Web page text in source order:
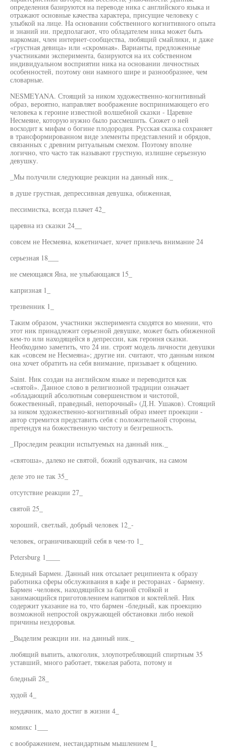
определения базируются на переводе ника с английского языка и
отражают основные качества характера, присущие человеку с
улыбкой на лице. На основании собственного когнитивного опыта
и знаний ии. предполагают, что обладателем ника может быть
наркоман, член интернет-сообщества, любящий смайлики, и даже
«грустная девица» или «скромная». Варианты, предложенные
участниками эксперимента, базируются на их собственном
индивидуальном восприятии ника на основании личностных
особенностей, поэтому они намного шире и разнообразнее, чем
словарные.
NESMEYANA. Стоящий за ником художественно-когнитивный
образ, вероятно, направляет воображение воспринимающего его
человека к героине известной волшебной сказки - Царевне
Несмеяне, которую нужно было рассмешить. Сюжет о ней
восходит к мифам о богине плодородия. Русская сказка сохраняет
в трансформированном виде элементы представлений и обрядов,
связанных с древним ритуальным смехом. Поэтому вполне
логично, что часто так называют грустную, излишне серьезную
девушку.
_Мы получили следующие реакции на данный ник._
в душе грустная, депрессивная девушка, обиженная,
пессимистка, всегда плачет 42_
царевна из сказки 24__
совсем не Несмеяна, кокетничает, хочет привлечь внимание 24
серьезная 18___
не смеющаяся Яна, не улыбающаяся 15_
капризная 1_
трезвенник 1_
Таким образом, участники эксперимента сходятся во мнении, что
этот ник принадлежит серьезной девушке, может быть обиженной
кем-то или находящейся в депрессии, как героиня сказки.
Необходимо заметить, что 24 ии. строят модель личности девушки
как «совсем не Несмеяна»; другие ии. считают, что данным ником
она хочет обратить на себя внимание, призывает к общению.
Saint. Ник создан на английском языке и переводится как
«святой». Данное слово в религиозной традиции означает
«обладающий абсолютным совершенством и чистотой,
божественный, праведный, непорочный» (Д.Н. Ушаков). Стоящий
за ником художественно-когнитивный образ имеет проекции -
автор стремится представить себя с положительной стороны,
претендуя на божественную чистоту и безгрешность.
_Проследим реакции испытуемых на данный ник._
«святоша», далеко не святой, божий одуванчик, на самом
деле это не так 35_
отсутствие реакции 27_
святой 25_
хороший, светлый, добрый человек 12_-
человек, ограничивающий себя в чем-то 1_
Petersburg 1____
Бледный Бармен. Данный ник отсылает реципиента к образу
работника сферы обслуживания в кафе и ресторанах - бармену.
Бармен -человек, находящийся за барной стойкой и
занимающийся приготовлением напитков и коктейлей. Ник
содержит указание на то, что бармен -бледный, как проекцию
возможной непростой окружающей обстановки либо некой
причины нездоровья.
_Выделим реакции ии. на данный ник._
любящий выпить, алкоголик, злоупотребляющий спиртным 35
уставший, много работает, тяжелая работа, потому и
бледный 28_
худой 4_
неудачник, мало достиг в жизни 4_
комикс 1___
с воображением, нестандартным мышлением I_